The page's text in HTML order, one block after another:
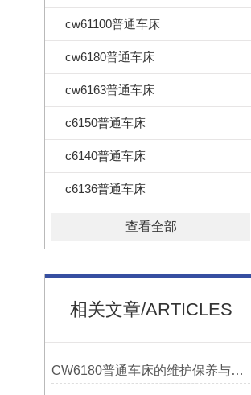
cw61100普通车床
cw6180普通车床
cw6163普通车床
c6150普通车床
c6140普通车床
c6136普通车床
查看全部
相关文章/ARTICLES
CW6180普通车床的维护保养与延长使用寿命技巧说明